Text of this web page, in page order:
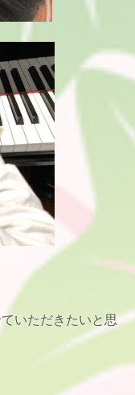
いただきたいと思